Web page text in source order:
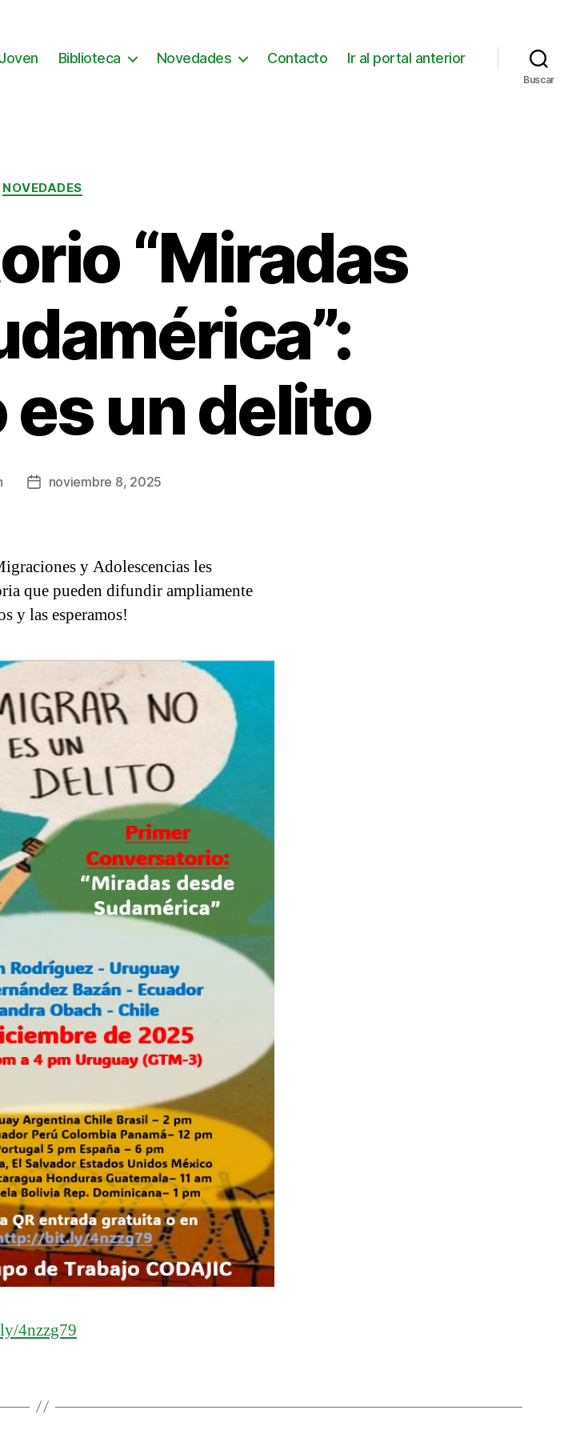
Biblioteca Novedades Contacto Ir al portal anterior
Buscar
Categorías
NOVEDADES
“Miradas
es un delito
Fechanoviembre 8, 2025
y Adolescencias les
que pueden difundir ampliamente
y las esperamos!
4nzzg79